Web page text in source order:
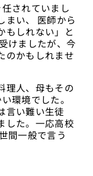
されていまし
まい、 医師から
もしれない」と
けましたが、今
のかもしれませ
理人、母もその
環境でした。
言い難い生徒
した。一応高校
間一般で言う